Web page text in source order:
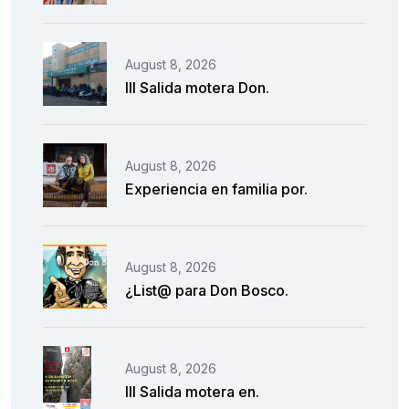
August 8, 2026
III Salida motera Don.
August 8, 2026
Experiencia en familia por.
August 8, 2026
¿List@ para Don Bosco.
August 8, 2026
III Salida motera en.